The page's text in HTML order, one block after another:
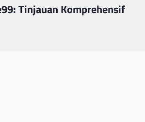
Tinjauan Komprehensif